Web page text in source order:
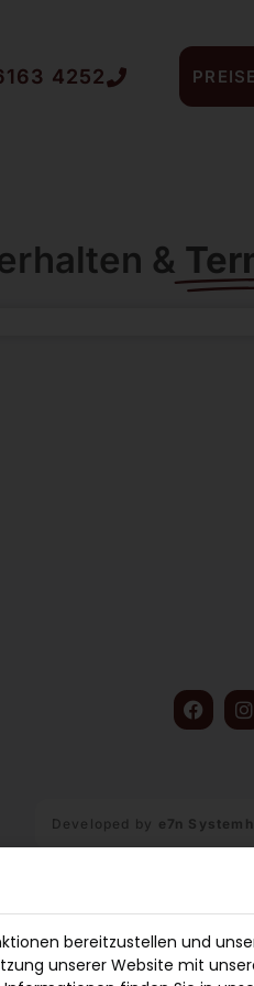
4252
&
Developed by e7n
bereitzustellen und
unserer Website mit